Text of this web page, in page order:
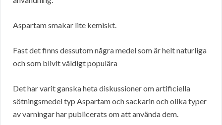
Aspartam smakar lite kemiskt.
Fast det finns dessutom några medel som är helt naturliga
och som blivit väldigt populära
Det har varit ganska heta diskussioner om artificiella
sötningsmedel typ Aspartam och sackarin och olika typer
av varningar har publicerats om att använda dem.